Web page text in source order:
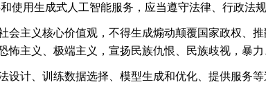
使用生成式人工智能服务，应当遵守法律、行政法
社会主义核心价值观，不得生成煽动颠覆国家政权、
怖主义、极端主义，宣扬民族仇恨、民族歧视，暴
法设计、训练数据选择、模型生成和优化、提供服务